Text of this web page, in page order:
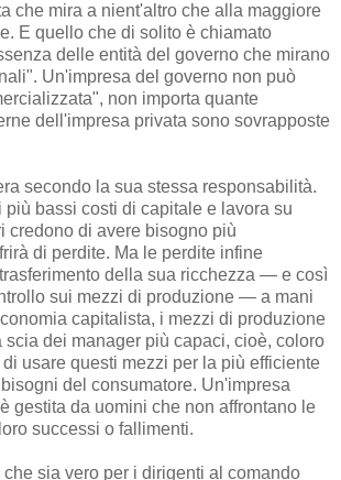
che mira a nient'altro che alla maggiore
E quello che di solito è chiamato
delle entità del governo che mirano
Un'impresa del governo non può
non importa quante
dell'impresa privata sono sovrapposte
secondo la sua stessa responsabilità.
più bassi costi di capitale e lavora su
credono di avere bisogno più
di perdite. Ma le perdite infine
della sua ricchezza — e così
sui mezzi di produzione — a mani
capitalista, i mezzi di produzione
scia dei manager più capaci, cioè, coloro
usare questi mezzi per la più efficiente
del consumatore. Un'impresa
gestita da uomini che non affrontano le
successi o fallimenti.
che sia vero per i dirigenti al comando